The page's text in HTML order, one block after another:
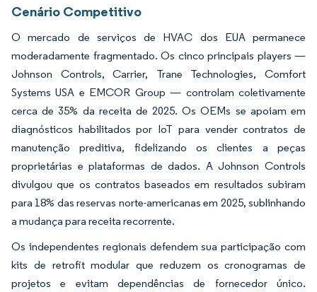
Cenário Competitivo
O mercado de serviços de HVAC dos EUA permanece
moderadamente fragmentado. Os cinco principais players —
Johnson Controls, Carrier, Trane Technologies, Comfort
Systems USA e EMCOR Group — controlam coletivamente
cerca de 35% da receita de 2025. Os OEMs se apoiam em
diagnósticos habilitados por IoT para vender contratos de
manutenção preditiva, fidelizando os clientes a peças
proprietárias e plataformas de dados. A Johnson Controls
divulgou que os contratos baseados em resultados subiram
para 18% das reservas norte-americanas em 2025, sublinhando
a mudança para receita recorrente.
Os independentes regionais defendem sua participação com
kits de retrofit modular que reduzem os cronogramas de
projetos e evitam dependências de fornecedor único.